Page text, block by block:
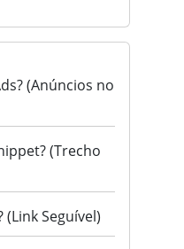
(Anúncios no
(Trecho
(Link Seguível)